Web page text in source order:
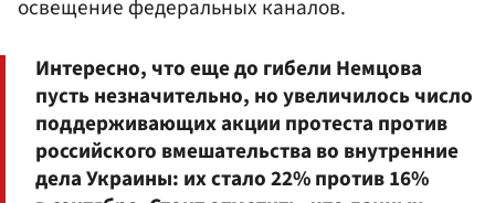
освещение федеральных каналов.
Интересно, что еще до гибели Немцова
пусть незначительно, но увеличилось число
поддерживающих акции протеста против
российского вмешательства во внутренние
дела Украины: их стало 22% против 16%